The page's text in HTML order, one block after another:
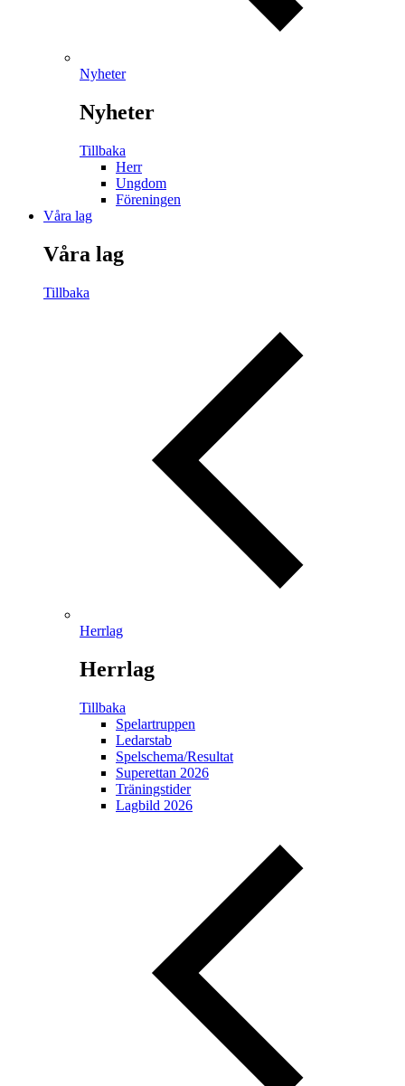
Nyheter
Nyheter
Tillbaka
Herr
Ungdom
Föreningen
Våra lag
Våra lag
Tillbaka
Herrlag
Herrlag
Tillbaka
Spelartruppen
Ledarstab
Spelschema/Resultat
Superettan 2026
Träningstider
Lagbild 2026